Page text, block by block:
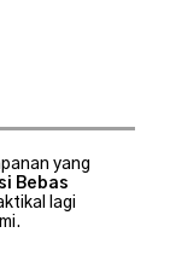
yang
Bebas
lagi